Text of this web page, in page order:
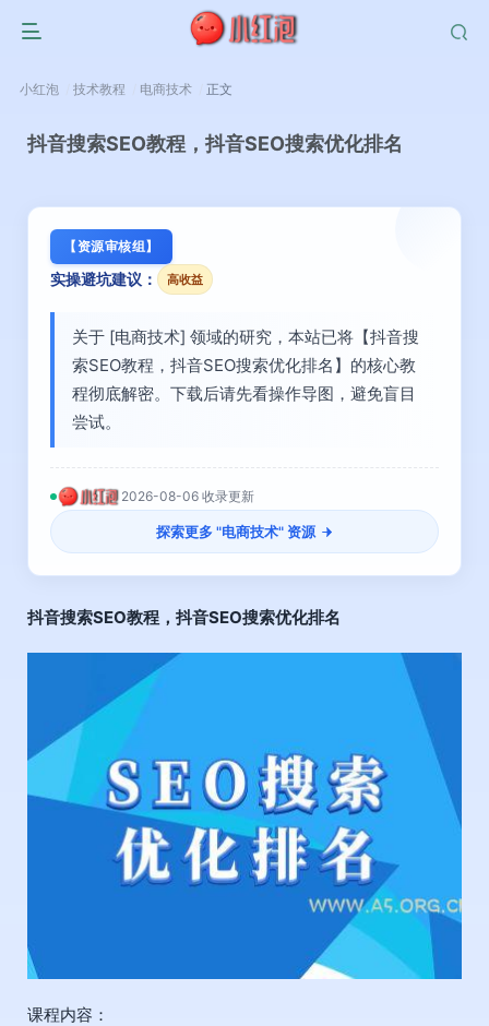
小红泡 技术教程 电商技术 正文
抖音搜索SEO教程，抖音SEO搜索优化排名
【资源审核组】
实操避坑建议： 高收益
关于 [电商技术] 领域的研究，本站已将【抖音搜
索SEO教程，抖音SEO搜索优化排名】的核心教
程彻底解密。下载后请先看操作导图，避免盲目
尝试。
2026-08-06 收录更新
探索更多 "电商技术" 资源
抖音搜索SEO教程 ，抖音SEO搜索优化排名
课程内容：